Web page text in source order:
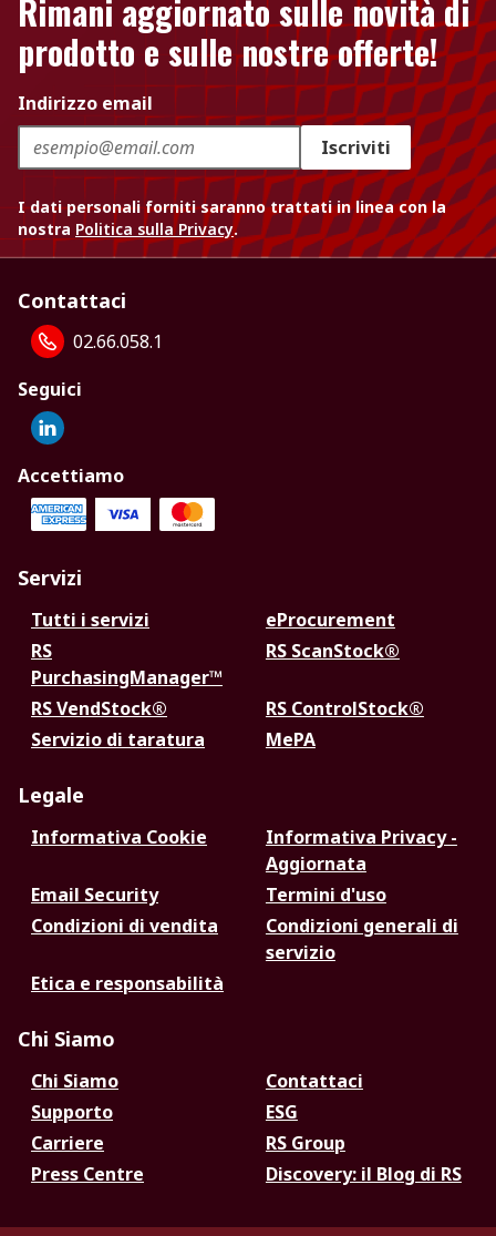
Rimani aggiornato sulle novità di
prodotto e sulle nostre offerte!
Indirizzo email
Iscriviti
I dati personali forniti saranno trattati in linea con la
nostra Politica sulla Privacy.
Contattaci
02.66.058.1
Seguici
Accettiamo
Servizi
Tutti i servizi
eProcurement
RS
PurchasingManager™
RS ScanStock®
RS VendStock®
RS ControlStock®
Servizio di taratura
MePA
Legale
Informativa Cookie
Informativa Privacy -
Aggiornata
Email Security
Termini d'uso
Condizioni di vendita
Condizioni generali di
servizio
Etica e responsabilità
Chi Siamo
Chi Siamo
Contattaci
Supporto
ESG
Carriere
RS Group
Press Centre
Discovery: il Blog di RS